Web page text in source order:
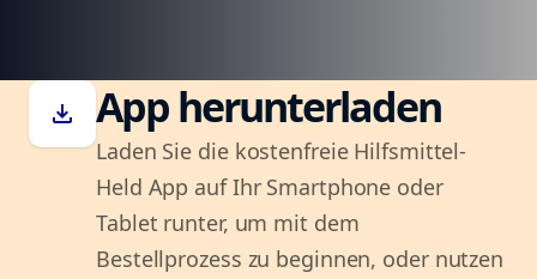
download App herunterladen
Laden Sie die kostenfreie Hilfsmittel-
Held App auf Ihr Smartphone oder
Tablet runter, um mit dem
Bestellprozess zu beginnen, oder nutzen